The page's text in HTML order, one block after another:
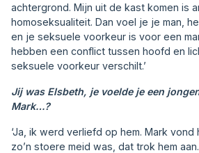
achtergrond. Mijn uit de kast komen is
homoseksualiteit. Dan voel je je man,
en je seksuele voorkeur is voor een
hebben een conflict tussen hoofd en
seksuele voorkeur verschilt.’
Jij was Elsbeth, je voelde je een
Mark…?
‘Ja, ik werd verliefd op hem. Mark
zo’n stoere meid was, dat trok hem